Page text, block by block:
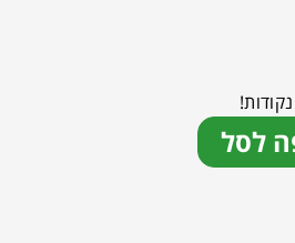
נקודות!
לסל